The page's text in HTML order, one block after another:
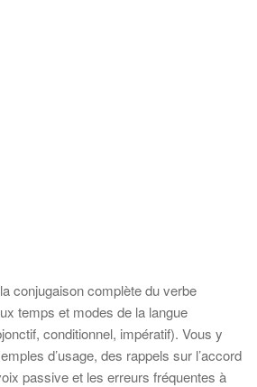
conjugaison complète du verbe
temps et modes de la langue
conditionnel, impératif). Vous y
d’usage, des rappels sur l’accord
passive et les erreurs fréquentes à